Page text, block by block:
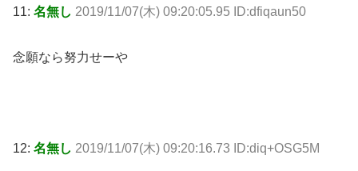
11: 名無し 2019/11/07(木) 09:20:05.95 ID:dfiqaun50
念願なら努力せーや
12: 名無し 2019/11/07(木) 09:20:16.73 ID:diq+OSG5M